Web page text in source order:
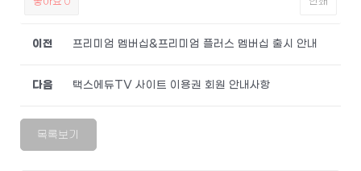
이전 프리미엄 멤버십&프리미엄 플러스 멤버십 출시 안내
택스에듀TV 사이트 이용권 회원 안내사항
다음
목록보기